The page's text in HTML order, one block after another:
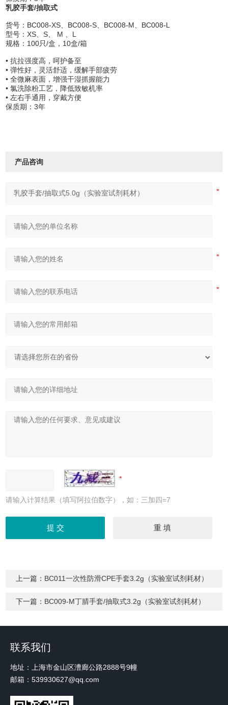
乳胶手套/抽取式
货号：BC008-XS、BC008-S、BC008-M、BC008-L
型号：XS、S、 M 、L
规格：100只/盒，10盒/箱
• 抗拉强度高，呵护备至
• 弹性好，灵活舒适，缓解手部疲劳
• 全微麻表面，增强干湿抓握能力
• 氯洗除粉工艺，降低致敏机率
• 左右手通用，穿戴方便
保质期：3年
产品咨询
请输入计算结果（填写阿拉伯数字），如：三加四=7
上一篇： BC011一次性防滑CPE手套3.2g（实验室试剂耗材）
下一篇： BC009-M丁腈手套/抽取式3.2g（实验室试剂耗材）
联系我们
地址：上海市金山区漕廊公路2888号9幢
邮箱：539930627@qq.com